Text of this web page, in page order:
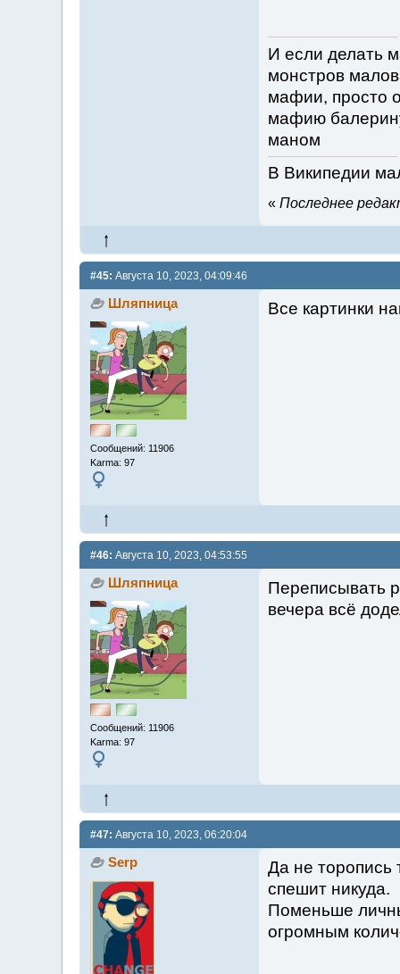
И если делать
монстров
мафии, просто
мафию
маном
В Википедии
« Последнее
#45: Августа 10, 2023, 04:09:46
Шляпница
Сообщений: 11906
Karma: 97
Все картинки
#46: Августа 10, 2023, 04:53:55
Шляпница
Сообщений: 11906
Karma: 97
Переписывать
вечера всё
#47: Августа 10, 2023, 06:20:04
Serp
Да не торопись
спешит никуда.
Поменьше
огромным